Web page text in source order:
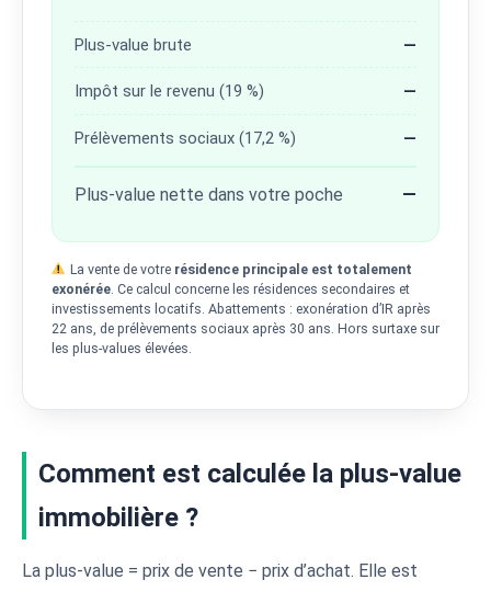
Plus-value brute —
Impôt sur le revenu (19 %) —
Prélèvements sociaux (17,2 %) —
Plus-value nette dans votre poche —
La vente de votre résidence principale est totalement
exonérée. Ce calcul concerne les résidences secondaires et
investissements locatifs. Abattements : exonération d’IR après
22 ans, de prélèvements sociaux après 30 ans. Hors surtaxe sur
les plus-values élevées.
Comment est calculée la plus-value
immobilière ?
La plus-value = prix de vente − prix d’achat. Elle est